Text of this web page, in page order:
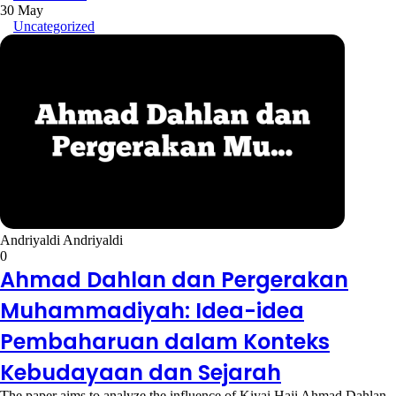
30 May
Uncategorized
Andriyaldi Andriyaldi
0
Ahmad Dahlan dan Pergerakan
Muhammadiyah: Idea-idea
Pembaharuan dalam Konteks
Kebudayaan dan Sejarah